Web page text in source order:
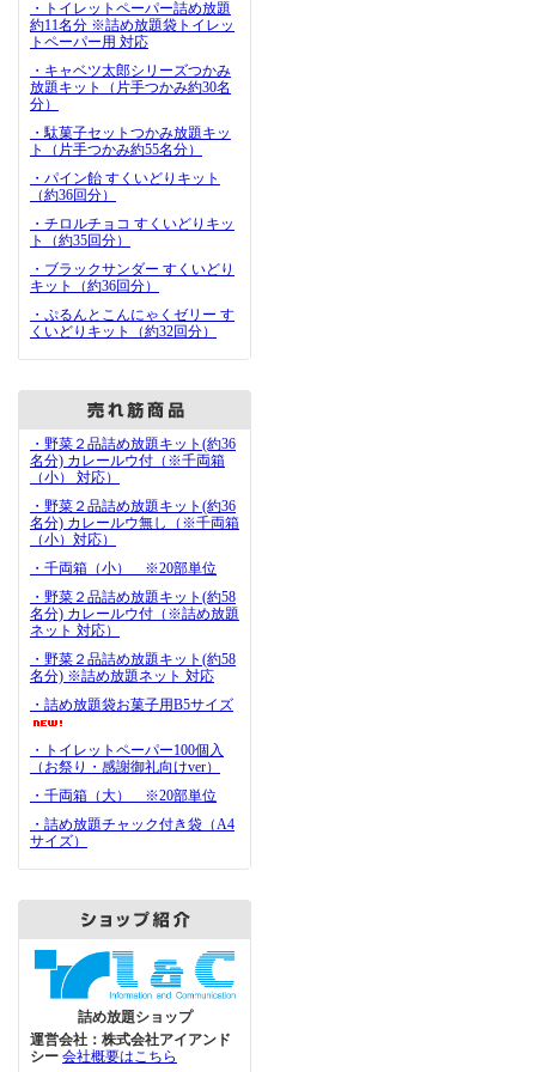
・トイレットペーパー詰め放題
約11名分 ※詰め放題袋トイレッ
トペーパー用 対応
・キャベツ太郎シリーズつかみ
放題キット（片手つかみ約30名
分）
・駄菓子セットつかみ放題キッ
ト（片手つかみ約55名分）
・パイン飴 すくいどりキット
（約36回分）
・チロルチョコ すくいどりキッ
ト（約35回分）
・ブラックサンダー すくいどり
キット（約36回分）
・ぷるんとこんにゃくゼリー す
くいどりキット（約32回分）
・野菜２品詰め放題キット(約36
名分) カレールウ付（※千両箱
（小） 対応）
・野菜２品詰め放題キット(約36
名分) カレールウ無し（※千両箱
（小）対応）
・千両箱（小） ※20部単位
・野菜２品詰め放題キット(約58
名分) カレールウ付（※詰め放題
ネット 対応）
・野菜２品詰め放題キット(約58
名分) ※詰め放題ネット 対応
・詰め放題袋お菓子用B5サイズ
・トイレットペーパー100個入
（お祭り・感謝御礼向けver）
・千両箱（大） ※20部単位
・詰め放題チャック付き袋（A4
サイズ）
詰め放題ショップ
運営会社：株式会社アイアンド
シー 会社概要はこちら